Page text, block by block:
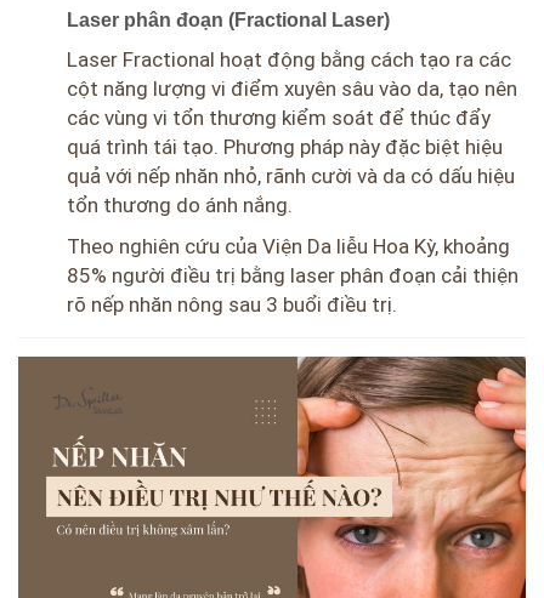
Laser phân đoạn (Fractional Laser)
Laser Fractional hoạt động bằng cách tạo ra các
cột năng lượng vi điểm xuyên sâu vào da, tạo nên
các vùng vi tổn thương kiểm soát để thúc đẩy
quá trình tái tạo. Phương pháp này đặc biệt hiệu
quả với nếp nhăn nhỏ, rãnh cười và da có dấu hiệu
tổn thương do ánh nắng.
Theo nghiên cứu của Viện Da liễu Hoa Kỳ, khoảng
85% người điều trị bằng laser phân đoạn cải thiện
rõ nếp nhăn nông sau 3 buổi điều trị.